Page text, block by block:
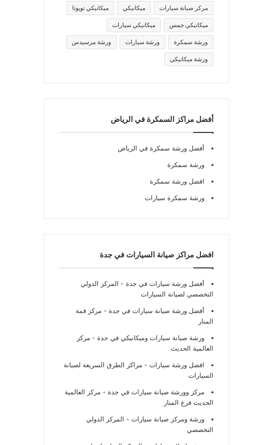
مركز صيانة سيارات ميكانيكي ميكانيكي تويوتا
ميكانيكي جمس ميكانيكي سيارات
ورشة سمكرة ورشة سيارات ورشة مرسيدس
ورشة ميكانيكي
أفضل مراكز السمكرة في الرياض
أفضل ورشة سمكرة في الرياض
ورشة سمكرة
افضل ورشة سمكرة
ورشة سمكرة سيارات
افضل مراكز صيانة السيارات في جدة
أفضل ورشة سيارات في جدة - المركز الدولي
التخصصي لصيانة السيارات
أفضل ورشة صيانة سيارات في جدة - مركز قمة
المنار
ورشة صيانة سيارات وميكانيكي في جدة - مركز
العالمية الحديث
افضل ورشة سيارات - مراكز الطرق السريعة لصيانة
السيارات
مركز وورشة صيانة سيارات في جدة - مركز العالمية
الحديث فرع المنار
ورشة ومركز صيانة سيارات - المركز الدولي
التخصصي